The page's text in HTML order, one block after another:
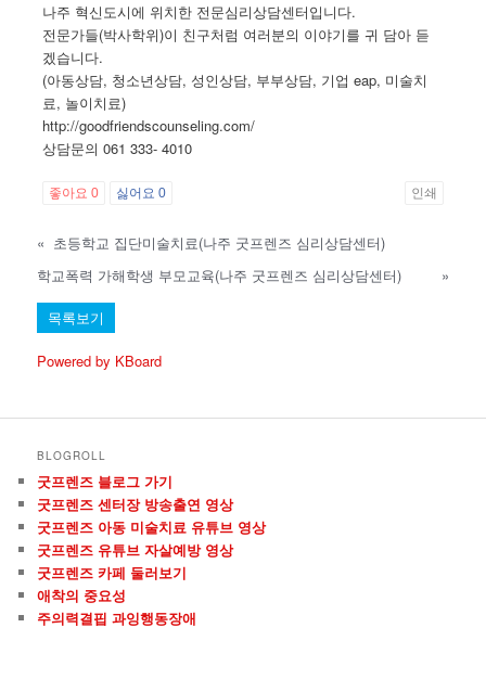
나주 혁신도시에 위치한 전문심리상담센터입니다.
전문가들(박사학위)이 친구처럼 여러분의 이야기를 귀 담아 듣
겠습니다.
(아동상담, 청소년상담, 성인상담, 부부상담, 기업 eap, 미술치
료, 놀이치료)
http://goodfriendscounseling.com/
상담문의 061 333- 4010
좋아요0 싫어요0 인쇄
« 초등학교 집단미술치료(나주 굿프렌즈 심리상담센터)
학교폭력 가해학생 부모교육(나주 굿프렌즈 심리상담센터)
»
목록보기
Powered by KBoard
BLOGROLL
굿프렌즈 블로그 가기
굿프렌즈 센터장 방송출연 영상
굿프렌즈 아동 미술치료 유튜브 영상
굿프렌즈 유튜브 자살예방 영상
굿프렌즈 카페 둘러보기
애착의 중요성
주의력결핍 과잉행동장애